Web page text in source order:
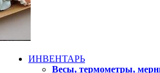
ИНВЕНТАРЬ
Весы, термометры,